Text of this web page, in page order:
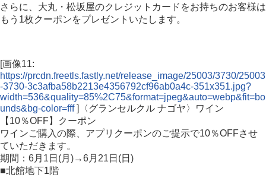
さらに、大丸・松坂屋のクレジットカードをお持ちのお客様は
もう1枚クーポンをプレゼントいたします。
[画像11:
https://prcdn.freetls.fastly.net/release_image/25003/3730/25003
-3730-3c3afba58b2213e4356792cf96ab0a4c-351x351.jpg?
width=536&quality=85%2C75&format=jpeg&auto=webp&fit=bo
unds&bg-color=fff]〈グランセルクル ナゴヤ〉ワイン
【10％OFF】クーポン
ワインご購入の際、アプリクーポンのご提示で10％OFFさせ
ていただきます。
期間：6月1日(月)→6月21日(日)
■北館地下1階